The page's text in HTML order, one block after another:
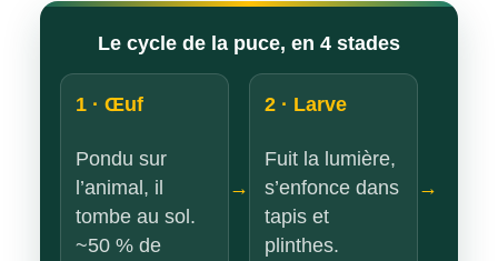
Le cycle de la puce, en 4 stades
1 · Œuf
Pondu sur
l’animal, il
tombe au sol.
~50 % de
→
2 · Larve
Fuit la lumière,
s’enfonce dans
tapis et
plinthes.
→